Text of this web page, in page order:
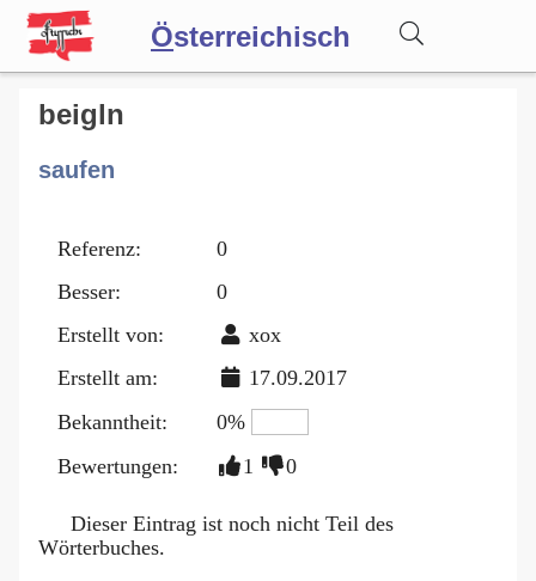
Österreichisch
Wörterbuch
Forum
Blog
beigln
saufen
Referenz:
0
Besser:
0
Erstellt von:
xox
Erstellt am:
17.09.2017
Bekanntheit:
0%
Bewertungen:
1 0
Dieser Eintrag ist noch nicht Teil des
Wörterbuches.